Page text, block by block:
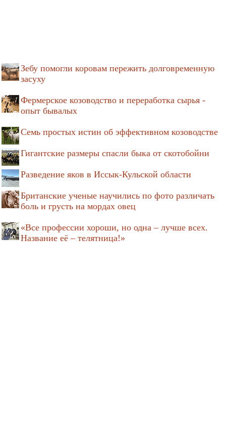
Зебу помогли коровам пережить долговременную
засуху
Фермерское козоводство и переработка сырья -
опыт бывалых
Семь простых истин об эффективном козоводстве
Гигантские размеры спасли быка от скотобойни
Разведение яков в Иссык-Кульской области
Британские ученые научились по фото различать
боль и грусть на мордах овец
«Все профессии хороши, но одна – лучше всех.
Название её – телятница!»